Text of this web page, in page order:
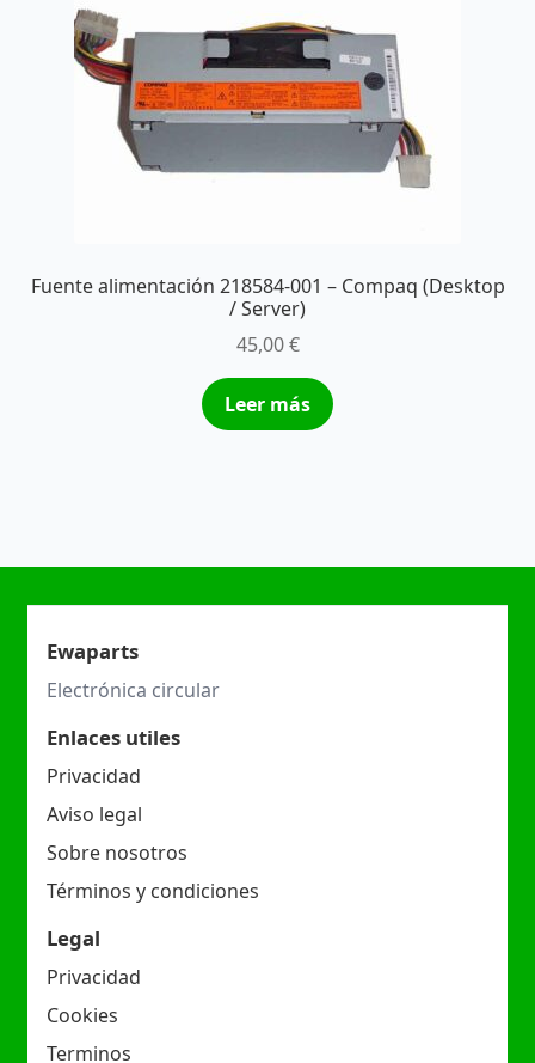
Fuente alimentación 218584-001 – Compaq (Desktop
/ Server)
45,00€
Leer más
Ewaparts
Electrónica circular
Enlaces utiles
Privacidad
Aviso legal
Sobre nosotros
Términos y condiciones
Legal
Privacidad
Cookies
Terminos